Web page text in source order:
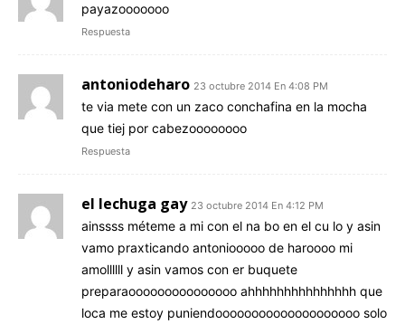
payazooooooo
Respuesta
antoniodeharo 23 octubre 2014 En 4:08 PM
te via mete con un zaco conchafina en la mocha
que tiej por cabezoooooooo
Respuesta
el lechuga gay 23 octubre 2014 En 4:12 PM
ainssss méteme a mi con el na bo en el cu lo y asin
vamo praxticando antoniooooo de haroooo mi
amollllll y asin vamos con er buquete
preparaooooooooooooooo ahhhhhhhhhhhhhhh que
loca me estoy puniendoooooooooooooooooooo solo